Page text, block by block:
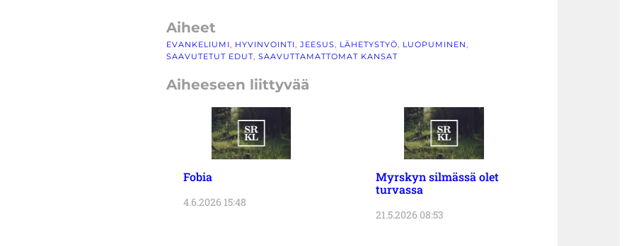
Aiheet
EVANKELIUMI HYVINVOINTI JEESUS LÄHETYSTYÖ LUOPUMINEN
SAAVUTETUT EDUT, SAAVUTTAMATTOMAT KANSAT
Aiheeseen liittyvää
Fobia
4.6.2026 15:48
Myrskyn silmässä olet
turvassa
21.5.2026 08:53